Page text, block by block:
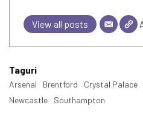
View all posts
Taguri
Arsenal Brentford Crystal Palace
Newcastle
Southampton